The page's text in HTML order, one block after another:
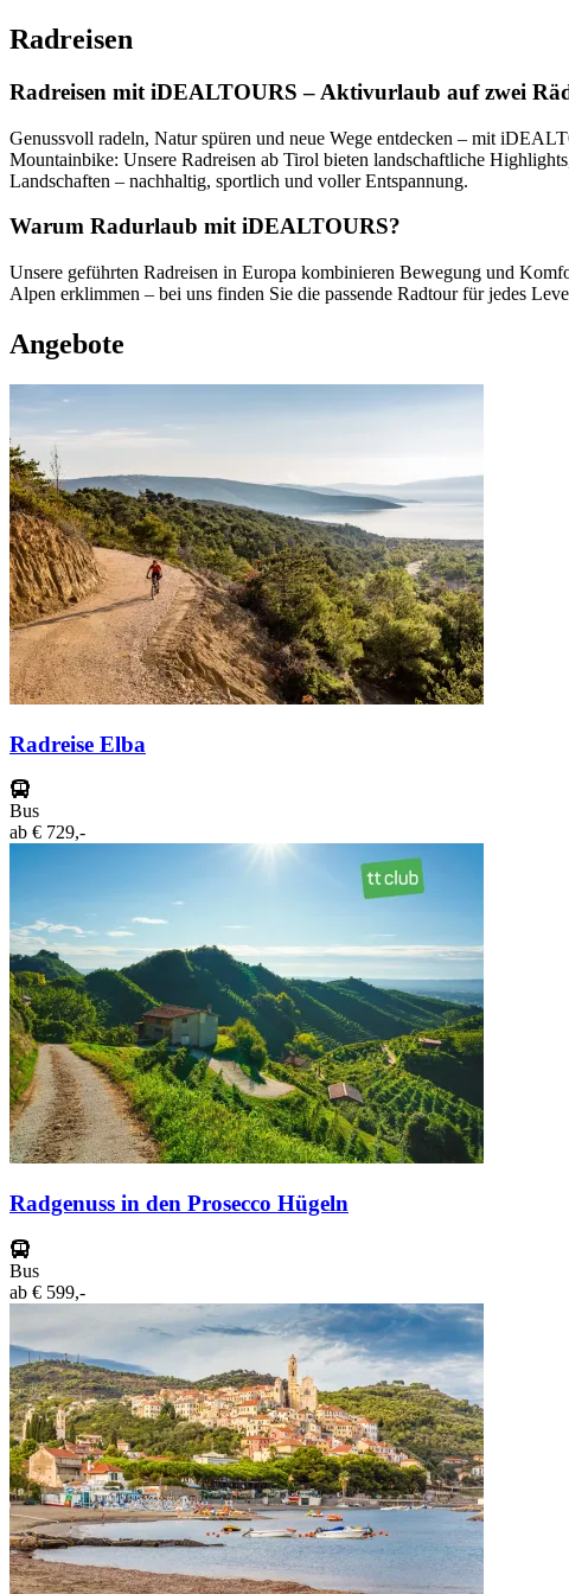
Radreisen
Radreisen mit iDEALTOURS – Aktivurlaub auf zwei
Genussvoll radeln, Natur spüren und neue Wege entdecken – mit
Mountainbike: Unsere Radreisen ab Tirol bieten landschaftliche
Landschaften – nachhaltig, sportlich und voller Entspannung.
Warum Radurlaub mit iDEALTOURS?
Unsere geführten Radreisen in Europa kombinieren Bewegung und
Alpen erklimmen – bei uns finden Sie die passende Radtour für jedes
Angebote
Radreise Elba
Bus
ab € 729,-
Radgenuss in den Prosecco Hügeln
Bus
ab € 599,-